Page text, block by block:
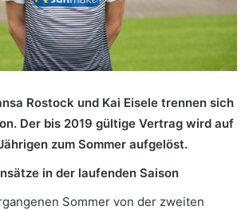
Rostock und Kai Eisele trennen sich
Der bis 2019 gültige Vertrag wird auf
zum Sommer aufgelöst.
in der laufenden Saison
Sommer von der zweiten